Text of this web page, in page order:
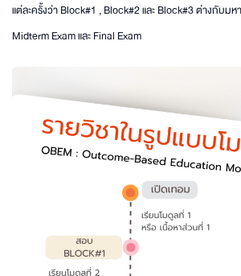
แต่ละครั้งว่า Block#1 , Block#2 และ Block#3 ต่างกับม
Midterm Exam และ Final Exam